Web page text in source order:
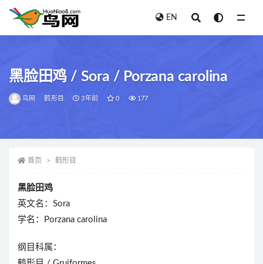
EN
黑脸田鸡 / Sora / Porzana carolina
鸟网 鹤形目 3年前 0 177
首页 鹤形目
黑脸田鸡
英文名：Sora
学名：Porzana carolina
纲目科属：